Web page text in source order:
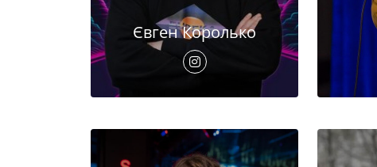
Євген Королько